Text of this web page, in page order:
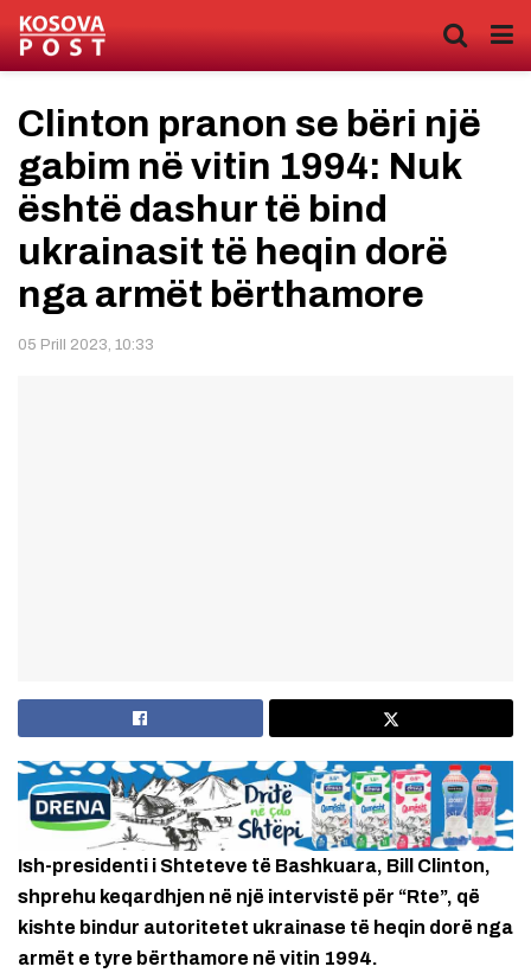
Clinton pranon se bëri një
gabim në vitin 1994: Nuk
është dashur të bind
ukrainasit të heqin dorë
nga armët bërthamore
05 Prill 2023, 10:33
Ish-presidenti i Shteteve të Bashkuara, Bill Clinton,
shprehu keqardhjen në një intervistë për “Rte”, që
kishte bindur autoritetet ukrainase të heqin dorë nga
armët e tyre bërthamore në vitin 1994.